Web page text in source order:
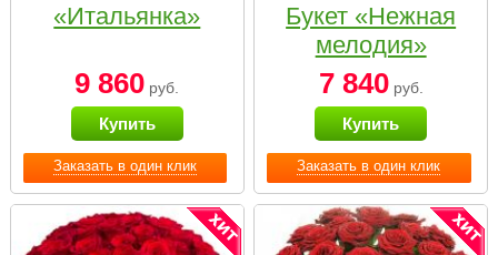
Заказать в один клик
«Итальянка»
9 860 руб.
Купить
Заказать в один клик
Букет «Нежная
мелодия»
7 840руб.
Купить